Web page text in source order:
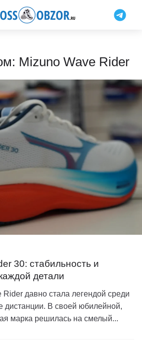
Mizuno Wave Rider
30: стабильность и
детали
давно стала легендой среди
дистанции. В своей юбилейной,
марка решилась на смелый...